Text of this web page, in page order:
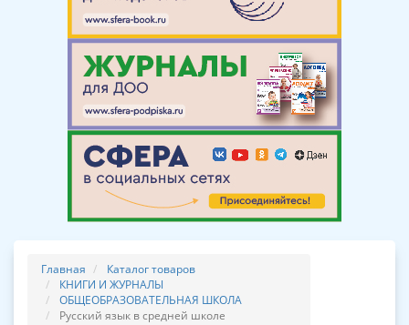
Главная
Каталог товаров
КНИГИ И ЖУРНАЛЫ
ОБЩЕОБРАЗОВАТЕЛЬНАЯ ШКОЛА
Русский язык в средней школе